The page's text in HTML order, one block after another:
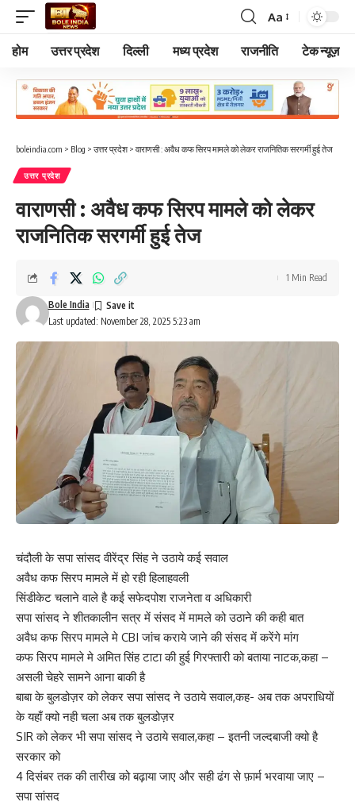
Font
Resizer
Aa
होम उत्तर प्रदेश दिल्ली मध्य प्रदेश राजनीति टेक न्यूज़
boleindia.com > Blog > उत्तर प्रदेश> वाराणसी : अवैध कफ सिरप मामले को लेकर राजनितिक सरगर्मी हुई तेज
उत्तर प्रदेश
वाराणसी : अवैध कफ सिरप मामले को लेकर
राजनितिक सरगर्मी हुई तेज
Last updated: November 28, 2025 5:23 am
Bole India
1 Min Read
चंदौली के सपा सांसद वीरेंद्र सिंह ने उठाये कई सवाल
अवैध कफ सिरप मामले में हो रही हिलाहवली
सिंडीकेट चलाने वाले है कई सफेदपोश राजनेता व अधिकारी
सपा सांसद ने शीतकालीन सत्र में संसद में मामले को उठाने की कही बात
अवैध कफ सिरप मामले मे CBI जांच कराये जाने की संसद में करेंगे मांग
कफ सिरप मामले मे अमित सिंह टाटा की हुई गिरफ्तारी को बताया नाटक,कहा –
असली चेहरे सामने आना बाकी है
बाबा के बुलडोज़र को लेकर सपा सांसद ने उठाये सवाल,कह- अब तक अपराधियों
के यहाँ क्यो नही चला अब तक बुलडोज़र
SIR को लेकर भी सपा सांसद ने उठाये सवाल,कहा – इतनी जल्दबाजी क्यो है
सरकार को
4 दिसंबर तक की तारीख को बढ़ाया जाए और सही ढंग से फ़ार्म भरवाया जाए –
सपा सांसद